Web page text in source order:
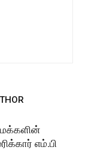
மக்களின்
எம்.பி